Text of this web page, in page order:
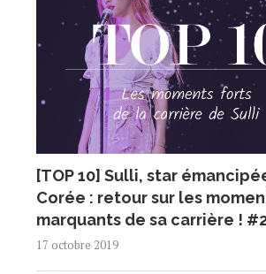
[TOP 10] Sulli, star
Corée : retour sur les
marquants de sa carrière !
17 octobre 2019